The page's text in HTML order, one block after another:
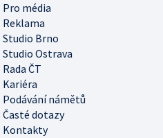
Pro média
Reklama
Studio Brno
Studio Ostrava
Rada ČT
Kariéra
Podávání námětů
Časté dotazy
Kontakty